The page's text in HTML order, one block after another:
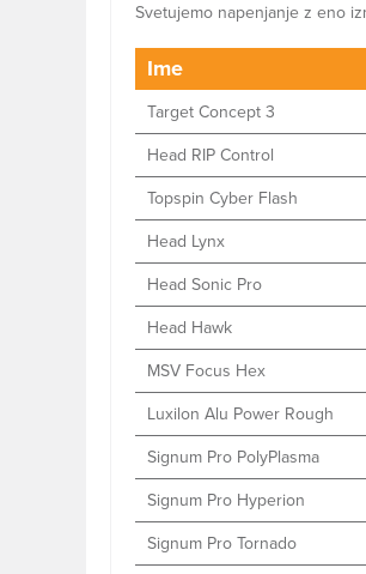
Svetujemo napenjanje z eno
Ime
Target Concept 3
Head RIP Control
Topspin Cyber Flash
Head Lynx
Head Sonic Pro
Head Hawk
MSV Focus Hex
Luxilon Alu Power Rough
Signum Pro PolyPlasma
Signum Pro Hyperion
Signum Pro Tornado